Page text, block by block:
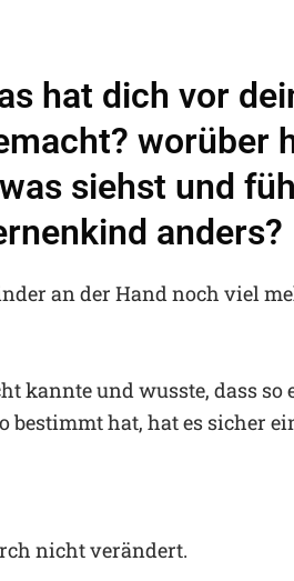
hat dich vor
worüber
siehst und
anders?
an der Hand noch viel
kannte und wusste, dass so
bestimmt hat, hat es sicher
nicht verändert.